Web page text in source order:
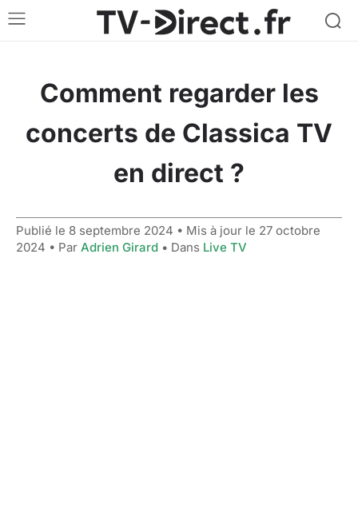
Comment regarder les
concerts de Classica TV
en direct ?
Publié le 8 septembre 2024 • Mis à jour le 27 octobre
2024 • Par Adrien Girard • Dans Live TV